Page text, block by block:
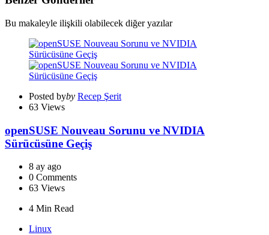
Bu makaleyle ilişkili olabilecek diğer yazılar
Posted byby Recep Şerit
63 Views
openSUSE Nouveau Sorunu ve NVIDIA
Sürücüsüne Geçiş
8 ay ago
0 Comments
63 Views
4 Min Read
Linux